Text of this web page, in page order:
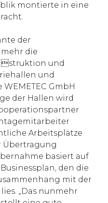
montierte in eine
der
die
und
und
GmbH
der Hallen wird
Arbeitsplätze
Übertragung
basiert auf
den die
mit der
„Das nunmehr